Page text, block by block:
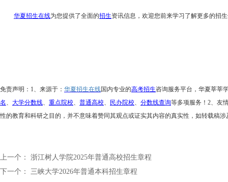
华夏招生在线为您提供了全面的招生资讯信息，欢迎您前来学习了解更多的招
免责声明： 1、来源于： 华夏招生在线国内专业的高考招生咨询服务平台，华夏莘莘
名 、 大学分数线、 重点院校、 普通高校、 民办院校、 分数线查询等多项服务！ 2、友
性的教育和科研之目的，并不意味着赞同其观点或证实其内容的真实性，如转载稿
上一个： 浙江树人学院2025年普通高校招生章程
下一个： 三峡大学2026年普通本科招生章程